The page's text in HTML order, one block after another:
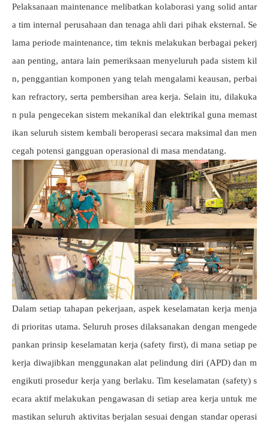
Pelaksanaan maintenance melibatkan kolaborasi yang solid antar
a tim internal perusahaan dan tenaga ahli dari pihak eksternal. Se
lama periode maintenance, tim teknis melakukan berbagai pekerj
aan penting, antara lain pemeriksaan menyeluruh pada sistem kil
n, penggantian komponen yang telah mengalami keausan, perbai
kan refractory, serta pembersihan area kerja. Selain itu, dilakuka
n pula pengecekan sistem mekanikal dan elektrikal guna memast
ikan seluruh sistem kembali beroperasi secara maksimal dan men
cegah potensi gangguan operasional di masa mendatang.
Dalam setiap tahapan pekerjaan, aspek keselamatan kerja menja
di prioritas utama. Seluruh proses dilaksanakan dengan mengede
pankan prinsip keselamatan kerja (safety first), di mana setiap pe
kerja diwajibkan menggunakan alat pelindung diri (APD) dan m
engikuti prosedur kerja yang berlaku. Tim keselamatan (safety) s
ecara aktif melakukan pengawasan di setiap area kerja untuk me
mastikan seluruh aktivitas berjalan sesuai dengan standar operasi